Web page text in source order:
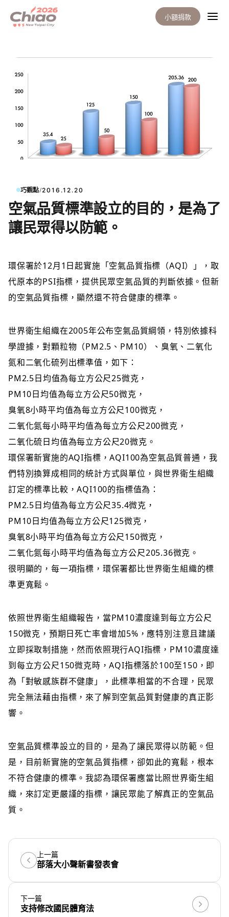
小額捐款
巧觀點/2016.12.20
空氣品質標準設立的目的，是為了
讓民眾得以防範。
環保署於12月1日起實施「空氣品質指標（AQI）」，取
代原本的PSI指標，提供民眾空氣品質的判斷依據。但新
的空氣品質指標，顯然還不符合健康的標準。
世界衛生組織在2005年公布空氣品質綱領，特別依據科
學證據，對顆粒物（PM2.5、PM10）、臭氧、二氧化
氮和二氧化硫列出標準值，如下：
PM2.5日均值為每立方公尺25微克，
PM10日均值為每立方公尺50微克，
臭氧8小時平均值為每立方公尺100微克，
二氧化氮每小時平均值為每立方公尺200微克，
二氧化硫日均值為每立方公尺20微克。
環保署新實施的AQI指標，AQI100為空氣品質普通，我
們特別換算成相同的統計方式與單位，與世界衛生組織
訂定的標準比較，AQI100的指標值為：
PM2.5日均值為每立方公尺35.4微克，
PM10日均值為每立方公尺125微克，
臭氧8小時平均值為每立方公尺150微克，
二氧化氮每小時平均值為每立方公尺205.36微克。
很明顯的，每一項指標，環保署都比世界衛生組織的標
準更寬鬆。
依照世界衛生組織報告，當PM10濃度達到每立方公尺
150微克，預期日死亡率會增加5%，應特別注意且建議
立即採取制措施，然而依照現行AQI指標，PM10濃度達
到每立方公尺150微克時，AQI指標落於100至150，即
為「對敏感族群不健康」，此標準相當的不合理，民眾
完全無法藉由指標，來了解到空氣品質對健康的真正影
響。
空氣品質標準設立的目的，是為了讓民眾得以防範。但
是，目前新實施的空氣品質指標，卻如此的寬鬆，根本
不符合健康的標準。我認為環保署應當比照世界衛生組
織，來訂定更嚴謹的指標，讓民眾能了解真正的空氣品
質。
上一篇
部落大小聲新書發表會
下一篇
支持修改國民體育法